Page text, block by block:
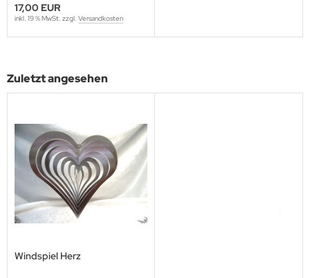
17,00 EUR
inkl. 19 % MwSt. zzgl. Versandkosten
Zuletzt angesehen
Windspiel Herz